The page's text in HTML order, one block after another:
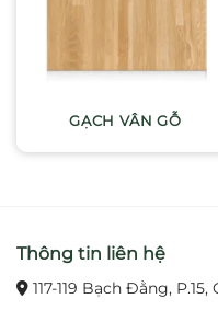
GẠCH VÂN GỖ
Thông tin liên hệ
117-119 Bạch Đằng,